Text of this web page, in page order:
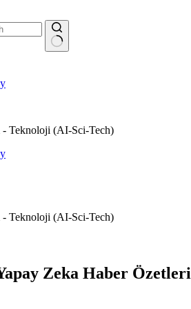
Teknoloji (AI-Sci-Tech)
Teknoloji (AI-Sci-Tech)
Zeka Haber Özetleri